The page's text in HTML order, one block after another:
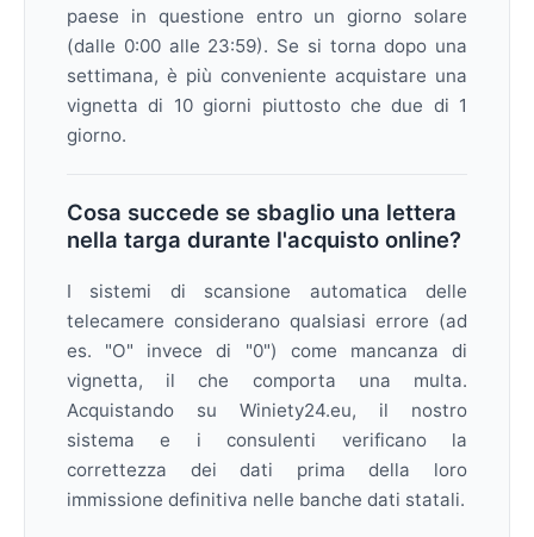
paese in questione entro un giorno solare
(dalle 0:00 alle 23:59). Se si torna dopo una
settimana, è più conveniente acquistare una
vignetta di 10 giorni piuttosto che due di 1
giorno.
Cosa succede se sbaglio una lettera
nella targa durante l'acquisto online?
I sistemi di scansione automatica delle
telecamere considerano qualsiasi errore (ad
es. "O" invece di "0") come mancanza di
vignetta, il che comporta una multa.
Acquistando su Winiety24.eu, il nostro
sistema e i consulenti verificano la
correttezza dei dati prima della loro
immissione definitiva nelle banche dati statali.